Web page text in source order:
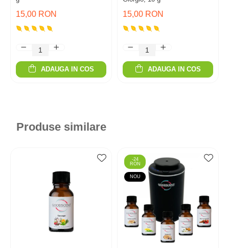
15,00 RON
ADAUGA IN COS
15,00 RON
ADAUGA IN COS
Produse similare
-24
RON
NOU